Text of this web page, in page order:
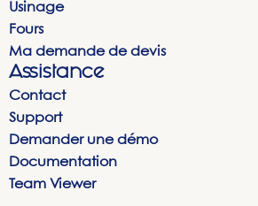
Usinage
Fours
Ma demande de devis
Assistance
Contact
Support
Demander une démo
Documentation
Team Viewer